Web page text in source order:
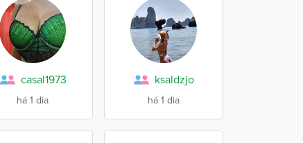
casal1973
há 1 dia
ksaldzjo
há 1 dia